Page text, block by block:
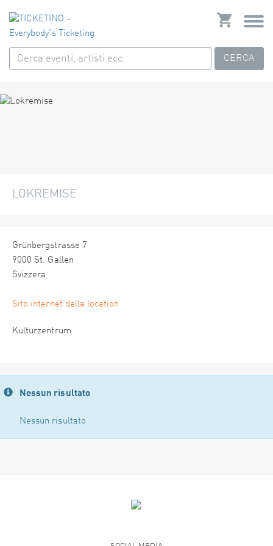
CERCA
LOKREMISE
Grünbergstrasse 7
9000 St. Gallen
Svizzera
Sito internet della location
Kulturzentrum
Nessun risultato
Nessun risultato